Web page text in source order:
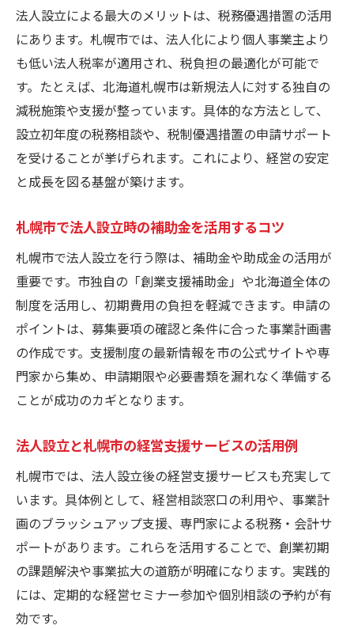
要因
法人化で得られる経営安定と信用力向上
法人設立がもたらす経営安定の具体的な理
由
札幌市で法人設立すると信用力が高まる仕
組み
法人設立による資産管理とリスク分散の重
要性
経営者目線で見る法人設立の長期的な利点
ント
法人設立で成長企業になるための基盤づく
り
北海道札幌市で法人設立を成功に導く秘訣
法人設立を札幌市で成功させるための準備
とは
ップ
法人設立時に知っておくべき札幌市の補助
金
法人設立と専門家活用でミスを防ぐコツ
札幌市で法人設立後の経営安定策の実践例
法人設立で札幌市の制度をフル活用する方
法
法人設立による最大のメリットは、税務優遇措置の活用
にあります。札幌市では、法人化により個人事業主より
も低い法人税率が適用され、税負担の最適化が可能で
す。たとえば、北海道札幌市は新規法人に対する独自の
減税施策や支援が整っています。具体的な方法として、
設立初年度の税務相談や、税制優遇措置の申請サポート
を受けることが挙げられます。これにより、経営の安定
と成長を図る基盤が築けます。
札幌市で法人設立時の補助金を活用するコツ
札幌市で法人設立を行う際は、補助金や助成金の活用が
重要です。市独自の「創業支援補助金」や北海道全体の
制度を活用し、初期費用の負担を軽減できます。申請の
ポイントは、募集要項の確認と条件に合った事業計画書
の作成です。支援制度の最新情報を市の公式サイトや専
門家から集め、申請期限や必要書類を漏れなく準備する
ことが成功のカギとなります。
法人設立と札幌市の経営支援サービスの活用例
札幌市では、法人設立後の経営支援サービスも充実して
います。具体例として、経営相談窓口の利用や、事業計
画のブラッシュアップ支援、専門家による税務・会計サ
ポートがあります。これらを活用することで、創業初期
の課題解決や事業拡大の道筋が明確になります。実践的
には、定期的な経営セミナー参加や個別相談の予約が有
効です。